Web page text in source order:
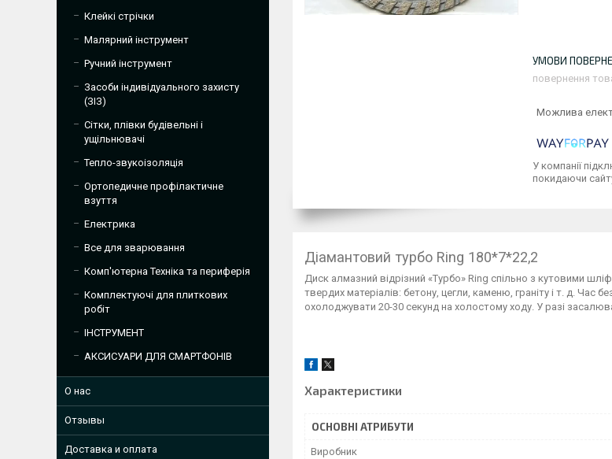
повернення
У компанії
покидаючи
Діамантовий турбо Ring 180*7*22,2
Диск алмазний відрізний «Турбо» Ring спільно з кутовими
твердих матеріалів: бетону, цегли, каменю, граніту і т. д. Час
охолоджувати 20-30 секунд на холостому ходу. У разі
Характеристики
ОСНОВНІ АТРИБУТИ
Виробник
Клейкі стрічки
Малярний інструмент
Ручний інструмент
Засоби індивідуального захисту
(ЗІЗ)
Сітки, плівки будівельні і
ущільнювачі
Тепло-звукоізоляція
Ортопедичне профілактичне
взуття
Електрика
Все для зварювання
Комп'ютерна Техніка та периферія
Комплектуючі для плиткових
робіт
ІНСТРУМЕНТ
АКСИСУАРИ ДЛЯ СМАРТФОНІВ
О нас
Отзывы
Доставка и оплата